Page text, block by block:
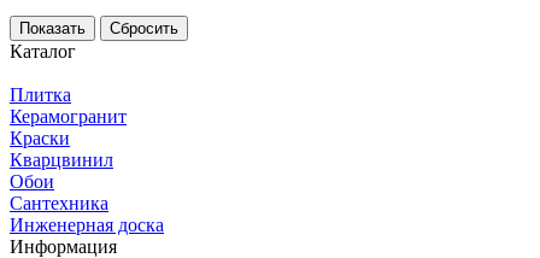
Сбросить
Каталог
Плитка
Керамогранит
Краски
Кварцвинил
Обои
Сантехника
Инженерная доска
Информация